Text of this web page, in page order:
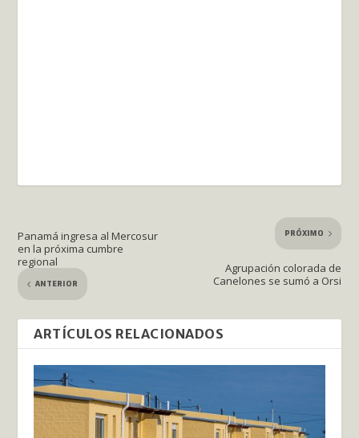
Panamá ingresa al Mercosur
en la próxima cumbre
regional
ANTERIOR
PRÓXIMO
Agrupación colorada de
Canelones se sumó a Orsi
ARTÍCULOS RELACIONADOS